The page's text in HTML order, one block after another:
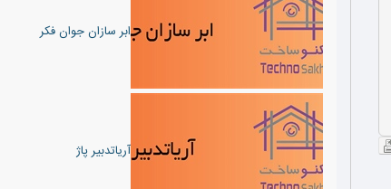
ابر سازان جوان فکر
آریاتدبیر پاژ